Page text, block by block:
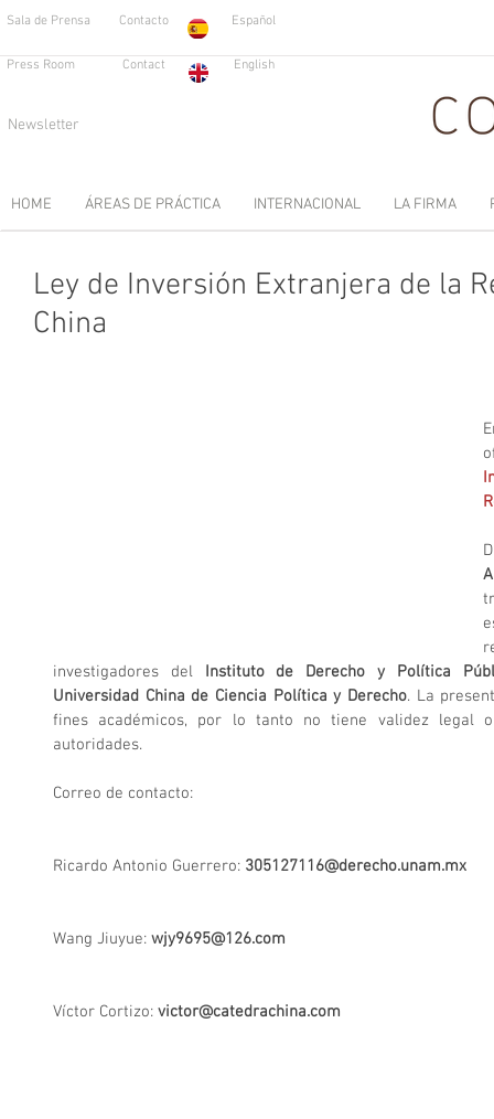
Español
English
Sala de Prensa Contacto
Press Room Contact
Newsletter
HOME ÁREAS DE PRÁCTICA INTERNACIONAL LA FIRMA
Ley de Inversión Extranjera de la
China
investigadores del Instituto de Derecho y Política
Universidad China de Ciencia Política y Derecho. La
fines académicos, por lo tanto no tiene validez legal
autoridades.
Correo de contacto:
Ricardo Antonio Guerrero: 305127116@derecho.unam.mx
Wang Jiuyue: wjy9695@126.com
Víctor Cortizo: victor@catedrachina.com